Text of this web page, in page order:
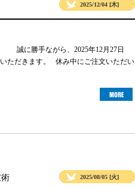
2025/12/04 [木]
誠に勝手ながら、2025年12月27日
いただきます。 休み中にご注文いただい
2025/08/05 [火]